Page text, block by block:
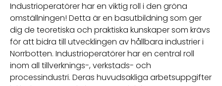
Industrioperatörer har en viktig roll i den gröna
omställningen! Detta är en basutbildning som ger
dig de teoretiska och praktiska kunskaper som krävs
för att bidra till utvecklingen av hållbara industrier i
Norrbotten. Industrioperatörer har en central roll
inom all tillverknings-, verkstads- och
processindustri. Deras huvudsakliga arbetsuppgifter